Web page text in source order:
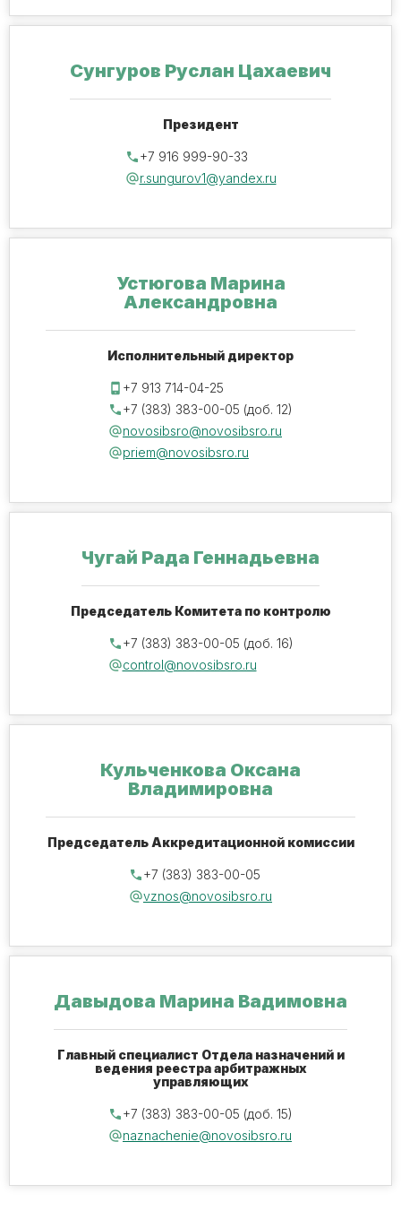
Сунгуров Руслан Цахаевич
Президент
+7 916 999-90-33
r.sungurov1@yandex.ru
Устюгова Марина
Александровна
Исполнительный директор
+7 913 714-04-25
+7 (383) 383-00-05 (доб. 12)
novosibsro@novosibsro.ru
priem@novosibsro.ru
Чугай Рада Геннадьевна
Председатель Комитета по контролю
+7 (383) 383-00-05 (доб. 16)
control@novosibsro.ru
Кульченкова Оксана
Владимировна
Председатель Аккредитационной комиссии
+7 (383) 383-00-05
vznos@novosibsro.ru
Давыдова Марина Вадимовна
Главный специалист Отдела назначений и
ведения реестра арбитражных
управляющих
+7 (383) 383-00-05 (доб. 15)
naznachenie@novosibsro.ru